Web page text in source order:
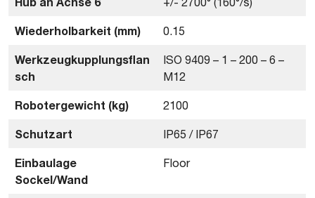
Wiederholbarkeit (mm) 0.15
Werkzeugkupplungsflan
sch
ISO 9409 – 1 – 200 – 6 –
M12
Robotergewicht (kg) 2100
Schutzart IP65 / IP67
Einbaulage
Sockel/Wand
Floor